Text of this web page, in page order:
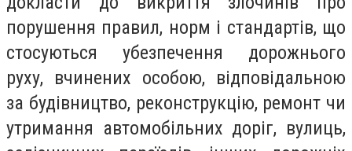
порушення правил, норм і стандартів, що
стосуються убезпечення дорожнього
руху, вчинених особою, відповідальною
за будівництво, реконструкцію, ремонт чи
утримання автомобільних доріг, вулиць,